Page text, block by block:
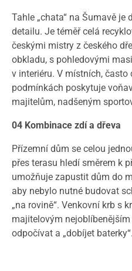
Tahle „chata“ na Šumavě
detailu. Je téměř celá
českými mistry z českého
obkladu, s pohledovými
v interiéru. V místních, často
podmínkách poskytuje
majitelům, nadšeným
04 Kombinace zdí a dřeva
Přízemní dům se celou
přes terasu hledí směrem k
umožňuje zapustit dům do
aby nebylo nutné budovat
„na rovině“. Venkovní krb s
majitelovým
odpočívat a „dobíjet baterky“.